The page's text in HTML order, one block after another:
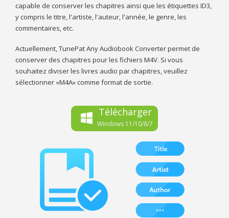
capable de conserver les chapitres ainsi que les étiquettes ID3,
y compris le titre, l'artiste, l'auteur, l'année, le genre, les
commentaires, etc.
Actuellement, TunePat Any Audiobook Converter permet de
conserver des chapitres pour les fichiers M4V. Si vous
souhaitez diviser les livres audio par chapitres, veuillez
sélectionner «M4A» comme format de sortie.
Télécharger
Windows 11/10/8/7